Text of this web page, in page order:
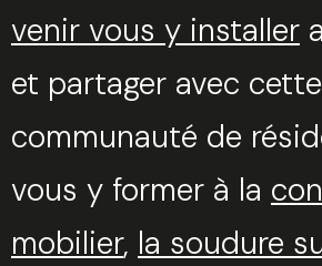
venir vous y installer
et partager avec cette
communauté de
vous y former à la
mobilier, la soudure